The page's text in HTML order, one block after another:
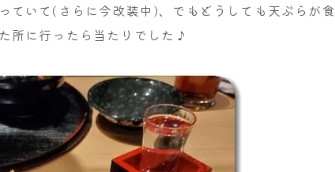
ていて(さらに今改装中)、でもどうしても天ぷらが食
所に行ったら当たりでした♪